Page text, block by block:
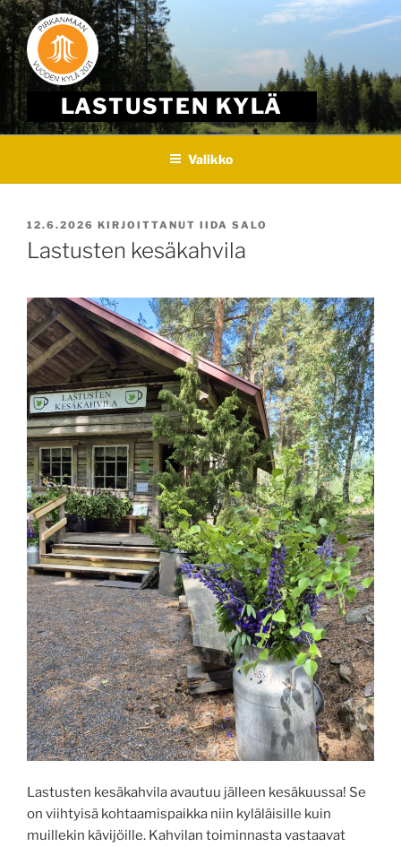
Skip
to
content
LASTUSTEN KYLÄ
Valikko
JULKAISTU
12.6.2026 KIRJOITTANUT IIDA SALO
Lastusten kesäkahvila
Lastusten kesäkahvila avautuu jälleen kesäkuussa! Se
on viihtyisä kohtaamispaikka niin kyläläisille kuin
muillekin kävijöille. Kahvilan toiminnasta vastaavat